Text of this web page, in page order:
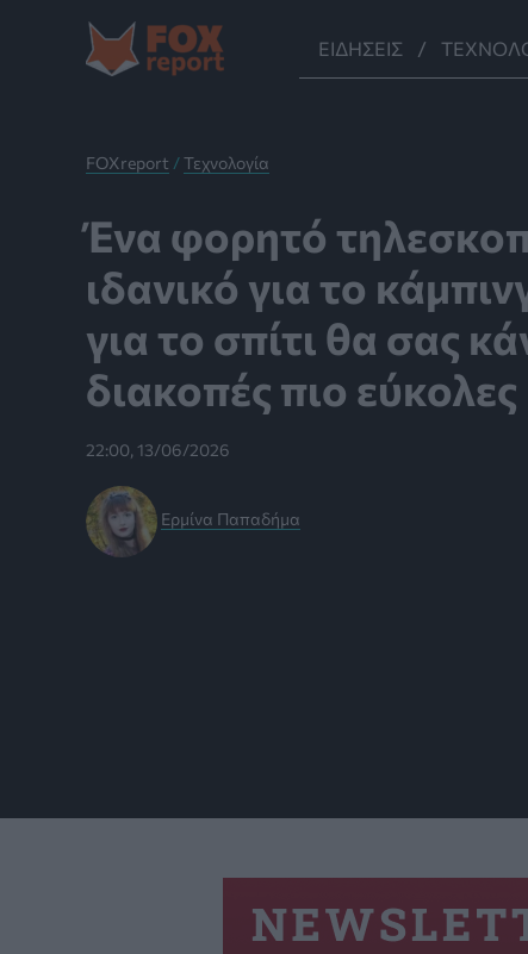
Μετάβαση
περιεχόμενο
ΕΙΔΉΣΕΙΣ
FOXreport /Τεχνολογία
Ένα φορητό
ιδανικό για το
για το σπίτι θα σας
διακοπές πιο εύκολες
22:00, 13/06/2026
Ερμίνα Παπαδήμα